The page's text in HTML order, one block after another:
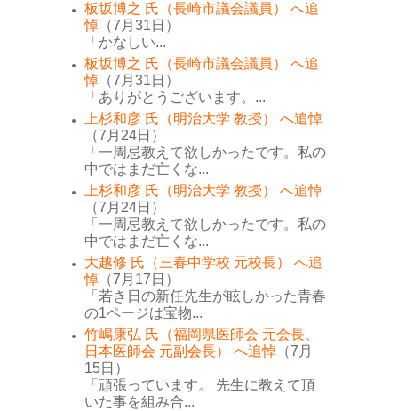
板坂博之 氏（長崎市議会議員） へ追
悼 （7月31日）
「かなしい...
板坂博之 氏（長崎市議会議員） へ追
悼 （7月31日）
「ありがとうございます。...
上杉和彦 氏（明治大学 教授） へ追悼
（7月24日）
「一周忌教えて欲しかったです。私の
中ではまだ亡くな...
上杉和彦 氏（明治大学 教授） へ追悼
（7月24日）
「一周忌教えて欲しかったです。私の
中ではまだ亡くな...
大越修 氏（三春中学校 元校長） へ追
悼 （7月17日）
「若き日の新任先生が眩しかった青春
の1ページは宝物...
竹嶋康弘 氏（福岡県医師会 元会長、
日本医師会 元副会長） へ追悼 （7月
15日）
「頑張っています。 先生に教えて頂
いた事を組み合...